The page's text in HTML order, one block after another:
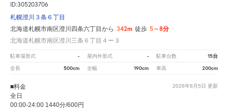
ID:305203706
札幌澄川３条６丁目
北海道札幌市南区澄川四条六丁目から 342m 徒歩 5～8分
北海道札幌市南区澄川三条６丁目４ー３
駐車場形式 - 屋内外形式 - 駐車台数 15台
全長 500cm 全幅 190cm 車高 200cm
2026年8月5日 更新
■料金
全日
00:00-24:00 1440分/600円